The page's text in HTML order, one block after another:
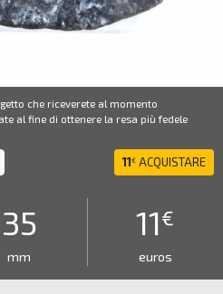
che riceverete al momento
al fine di ottenere la resa più fedele
11€ ACQUISTARE
35
mm
11€
euros